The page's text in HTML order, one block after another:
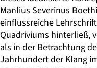
Manlius Severinus
einflussreiche
Quadriviums hinterließ,
als in der Betrachtung
Jahrhundert der Klang